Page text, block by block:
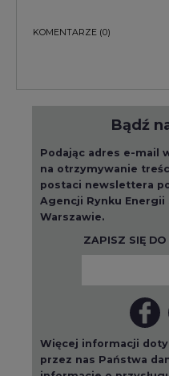
KOMENTARZE (0)
Bądź
Podając adres e-mail
na otrzymywanie
postaci newslettera
Agencji Rynku Energii
Warszawie.
ZAPISZ SIĘ DO
Więcej informacji
przez nas Państwa